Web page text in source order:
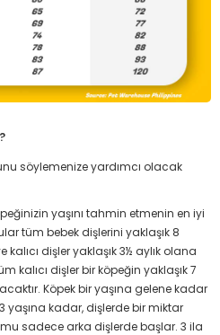
söylemenize yardımcı olacak
yaşını tahmin etmenin en iyi
tüm bebek dişlerini yaklaşık 8
kalıcı dişler yaklaşık 3½ aylık olana
kalıcı dişler bir köpeğin yaklaşık 7
Köpek bir yaşına gelene kadar
3 yaşına kadar, dişlerde bir miktar
sadece arka dişlerde başlar. 3 ila